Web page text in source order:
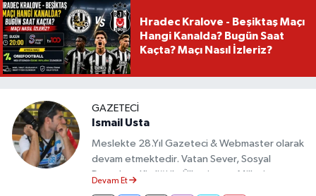
Hradec Kralove - Beşiktaş Maçı
Hangi Kanalda? Bugün Saat
Kaçta? Maçı Nasıl İzleriz?
GAZETECI
Ismail Usta
Meslekte 28.Yıl Gazeteci & Webmaster olarak
devam etmektedir. Vatan Sever, Sosyal
Demokrat Kimliği ile Ülkesine ve Milletine
Devam Et